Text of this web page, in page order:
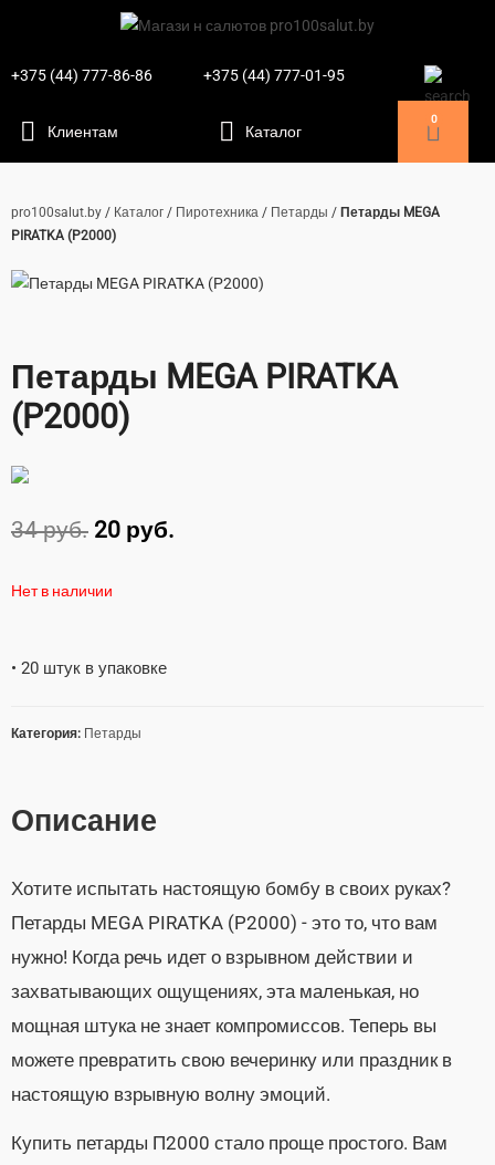
+375 (44) 777-86-86 +375 (44) 777-01-95
0
pro100salut.by / Каталог / Пиротехника / Петарды / Петарды MEGA
PIRATKA (P2000)
Петарды MEGA PIRATKA
(P2000)
34руб. 20 руб.
Нет в наличии
• 20 штук в упаковке
Категория: Петарды
Описание
Хотите испытать настоящую бомбу в своих руках?
Петарды MEGA PIRATKA (P2000) - это то, что вам
нужно! Когда речь идет о взрывном действии и
захватывающих ощущениях, эта маленькая, но
мощная штука не знает компромиссов. Теперь вы
можете превратить свою вечеринку или праздник в
настоящую взрывную волну эмоций.
Купить петарды П2000 стало проще простого. Вам